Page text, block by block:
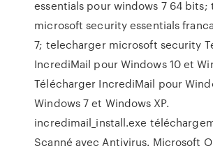
essentials pour windows 7 64
microsoft security essentials
7; telecharger microsoft security
IncrediMail pour Windows 10 et
Télécharger IncrediMail pour
Windows 7 et Windows XP.
incredimail_install.exe
Scanné avec Antivirus. Microsoft